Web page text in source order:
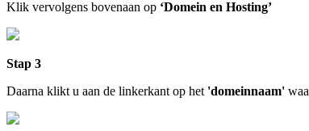
Klik vervolgens bovenaan op ‘Domein en Hosting’
Stap 3
Daarna klikt u aan de linkerkant op het 'domeinnaam'